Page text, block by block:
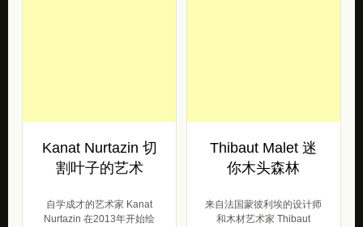
Kanat Nurtazin 切
割叶子的艺术
自学成才的艺术家 Kanat
Nurtazin 在2013年开始绘
Thibaut Malet 迷
你木头森林
来自法国蒙彼利埃的设计师
和木材艺术家 Thibaut